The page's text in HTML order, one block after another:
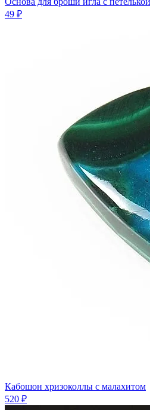
49 ₽
Кабошон хризоколлы с малахитом
520 ₽